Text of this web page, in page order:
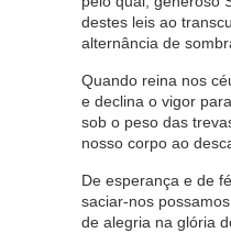
destes leis ao
alternância de
Quando reina nos
e declina o vigor
sob o peso das
nosso corpo ao
De esperança e de
saciar-nos
de alegria na glória